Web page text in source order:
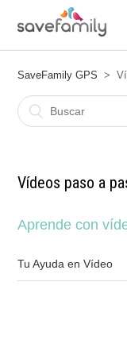
SaveFamily GPS
Vídeos paso a
Aprende con
Tu Ayuda en Vídeo